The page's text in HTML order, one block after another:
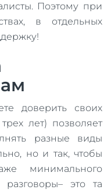
Поэтому при
в отдельных
доверить своих
лет) позволяет
разные виды
но и так, чтобы
минимального
это та